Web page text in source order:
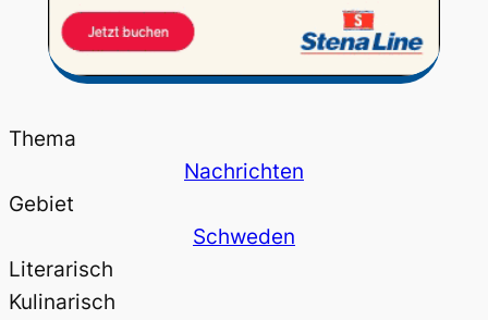
Thema
Nachrichten
Gebiet
Schweden
Literarisch
Kulinarisch